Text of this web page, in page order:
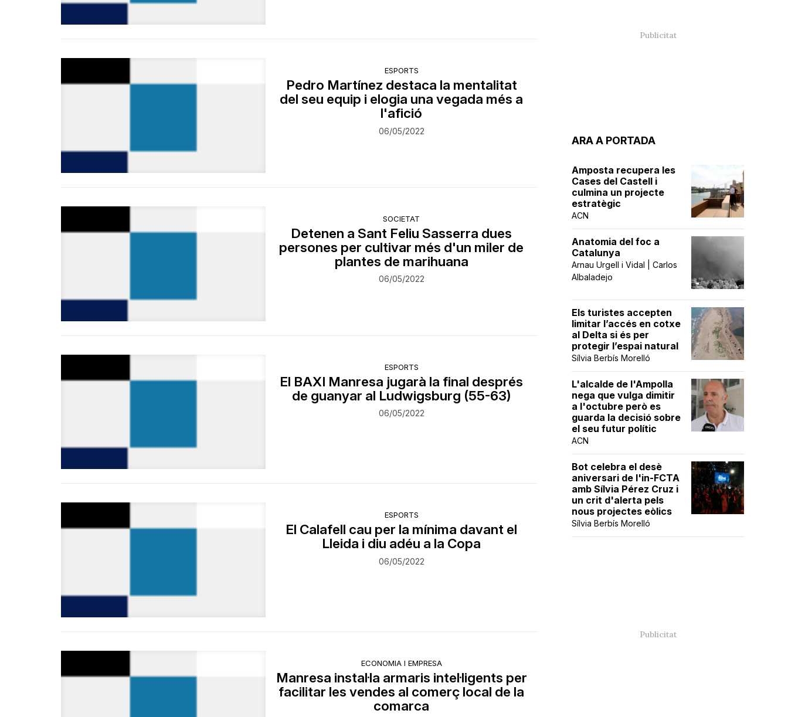
ESPORTS
Pedro Martínez destaca la mentalitat
del seu equip i elogia una vegada més a
l'afició
06/05/2022
SOCIETAT
Detenen a Sant Feliu Sasserra dues
persones per cultivar més d'un miler de
plantes de marihuana
06/05/2022
ESPORTS
El BAXI Manresa jugarà la final després
de guanyar al Ludwigsburg (55-63)
06/05/2022
ESPORTS
El Calafell cau per la mínima davant el
Lleida i diu adéu a la Copa
06/05/2022
ECONOMIA I EMPRESA
Manresa instal·la armaris intel·ligents per
facilitar les vendes al comerç local de la
comarca
ARA A PORTADA
Amposta recupera les
Cases del Castell i
culmina un projecte
estratègic
ACN
Anatomia del foc a
Catalunya
Arnau Urgell i Vidal | Carlos
Albaladejo
Els turistes accepten
limitar l’accés en cotxe
al Delta si és per
protegir l’espai natural
Sílvia Berbís Morelló
L'alcalde de l'Ampolla
nega que vulga dimitir
a l'octubre però es
guarda la decisió sobre
el seu futur polític
ACN
Bot celebra el desè
aniversari de l'in-FCTA
amb Sílvia Pérez Cruz i
un crit d'alerta pels
nous projectes eòlics
Sílvia Berbís Morelló